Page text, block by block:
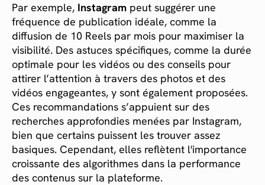
Par exemple, Instagram peut suggérer une
fréquence de publication idéale, comme la
diffusion de 10 Reels par mois pour maximiser la
visibilité. Des astuces spécifiques, comme la durée
optimale pour les vidéos ou des conseils pour
attirer l’attention à travers des photos et des
vidéos engageantes, y sont également proposées.
Ces recommandations s’appuient sur des
recherches approfondies menées par Instagram,
bien que certains puissent les trouver assez
basiques. Cependant, elles reflètent l'importance
croissante des algorithmes dans la performance
des contenus sur la plateforme.